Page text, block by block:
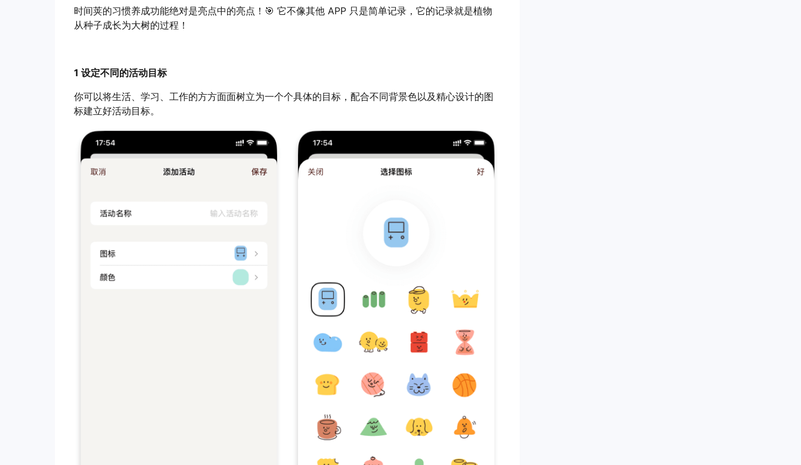
时间荚的习惯养成功能绝对是亮点中的亮点！🎯 它不像其他 APP 只是简单记录，它的记录就是植物
从种子成长为大树的过程！
1 设定不同的活动目标
你可以将生活、学习、工作的方方面面树立为一个个具体的目标，配合不同背景色以及精心设计的图
标建立好活动目标。